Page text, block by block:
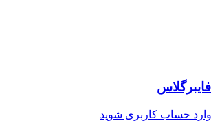
حساب کاربری شوید